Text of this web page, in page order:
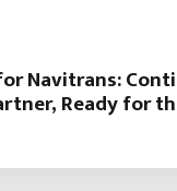
Navitrans:
Ready for